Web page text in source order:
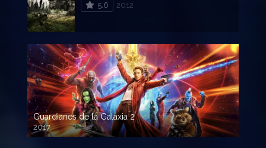
5.6
2012
Guardianes de la Galaxia 2
2017
720p HD